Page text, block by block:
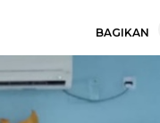
BAGIKAN